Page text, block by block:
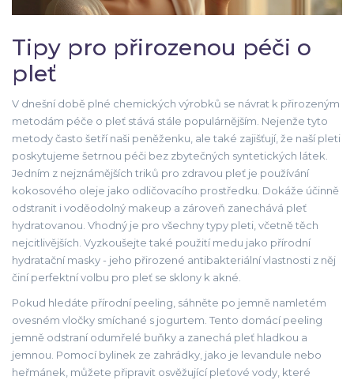
Tipy pro přirozenou péči o
pleť
V dnešní době plné chemických výrobků se návrat k přirozeným
metodám péče o pleť stává stále populárnějším. Nejenže tyto
metody často šetří naši peněženku, ale také zajišťují, že naší pleti
poskytujeme šetrnou péči bez zbytečných syntetických látek.
Jedním z nejznámějších triků pro zdravou pleť je používání
kokosového oleje jako odličovacího prostředku. Dokáže účinně
odstranit i voděodolný makeup a zároveň zanechává pleť
hydratovanou. Vhodný je pro všechny typy pleti, včetně těch
nejcitlivějších. Vyzkoušejte také použití medu jako přírodní
hydratační masky - jeho přirozené antibakteriální vlastnosti z něj
činí perfektní volbu pro pleť se sklony k akné.
Pokud hledáte přírodní peeling, sáhněte po jemně namletém
ovesném vločky smíchané s jogurtem. Tento domácí peeling
jemně odstraní odumřelé buňky a zanechá pleť hladkou a
jemnou. Pomocí bylinek ze zahrádky, jako je levandule nebo
heřmánek, můžete připravit osvěžující pleťové vody, které